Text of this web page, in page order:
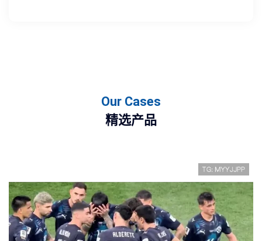
Our Cases
精选产品